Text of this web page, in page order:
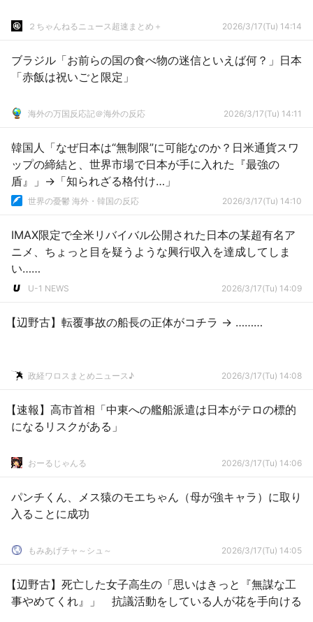
２ちゃんねるニュース超速まとめ＋ 2026/3/17(Tu) 14:14
ブラジル「お前らの国の食べ物の迷信といえば何？」日本
「赤飯は祝いごと限定」
海外の万国反応記＠海外の反応 2026/3/17(Tu) 14:11
韓国人「なぜ日本は“無制限”に可能なのか？日米通貨スワ
ップの締結と、世界市場で日本が手に入れた『最強の
盾』」→「知られざる格付け…」
世界の憂鬱 海外・韓国の反応 2026/3/17(Tu) 14:10
IMAX限定で全米リバイバル公開された日本の某超有名ア
ニメ、ちょっと目を疑うような興行収入を達成してしま
い……
U-1 NEWS 2026/3/17(Tu) 14:09
【辺野古】転覆事故の船長の正体がコチラ → ………
政経ワロスまとめニュース♪ 2026/3/17(Tu) 14:08
【速報】高市首相「中東への艦船派遣は日本がテロの標的
になるリスクがある」
おーるじゃんる 2026/3/17(Tu) 14:06
パンチくん、メス猿のモエちゃん（母が強キャラ）に取り
入ることに成功
もみあげチャ～シュ～ 2026/3/17(Tu) 14:05
【辺野古】死亡した女子高生の「思いはきっと『無謀な工
事やめてくれ』」 抗議活動をしている人が花を手向ける